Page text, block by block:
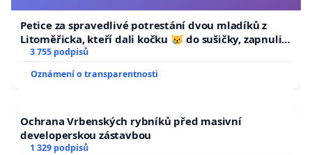
Petice za spravedlivé potrestání dvou mladíků z
Litoměřicka, kteří dali kočku 😿 do sušičky, zapnuli ji
a umírání zvířete natočili.
3 755 podpisů
Oznámení o transparentnosti
Ochrana Vrbenských rybníků před masivní
developerskou zástavbou
1 329 podpisů